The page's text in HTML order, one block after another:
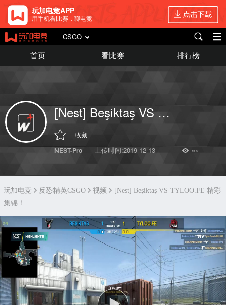
玩加电竞APP
用手机看比赛，聊电竞
CSGO
首页 看比赛 排行榜
[Nest] Beşiktaş VS TYLOO.FE 精彩集锦！
收藏
NEST-Pro 上传时间:2019-12-13 13653
玩加电竞 反恐精英CSGO 视频
[Nest] Beşiktaş VS TYLOO.FE 精彩
集锦！